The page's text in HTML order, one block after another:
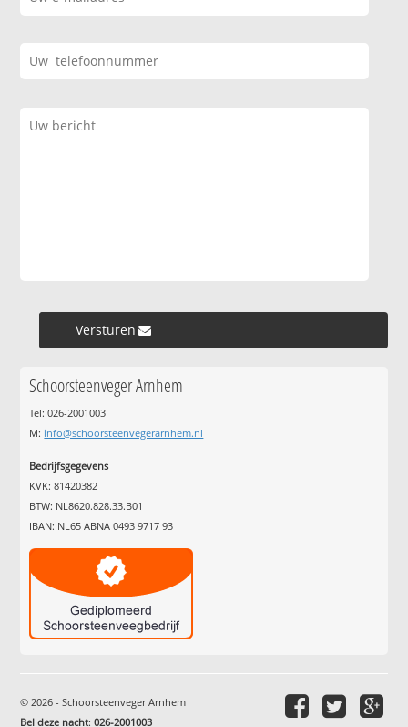
Versturen »
Schoorsteenveger Arnhem
Tel: 026-2001003
M: info@schoorsteenvegerarnhem.nl
Bedrijfsgegevens
KVK: 81420382
BTW: NL8620.828.33.B01
IBAN: NL65 ABNA 0493 9717 93
© 2026 - Schoorsteenveger Arnhem
Bel deze nacht:026-2001003